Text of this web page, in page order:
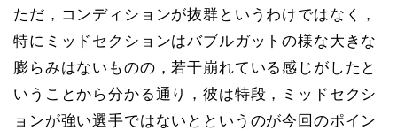
ただ，コンディションが抜群というわけではなく，
特にミッドセクションはバブルガットの様な大きな
膨らみはないものの，若干崩れている感じがしたと
いうことから分かる通り，彼は特段，ミッドセクシ
ョンが強い選手ではないとというのが今回のポイン